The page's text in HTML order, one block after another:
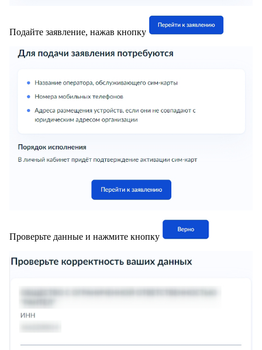
Подайте заявление, нажав кнопку
Проверьте данные и нажмите кнопку